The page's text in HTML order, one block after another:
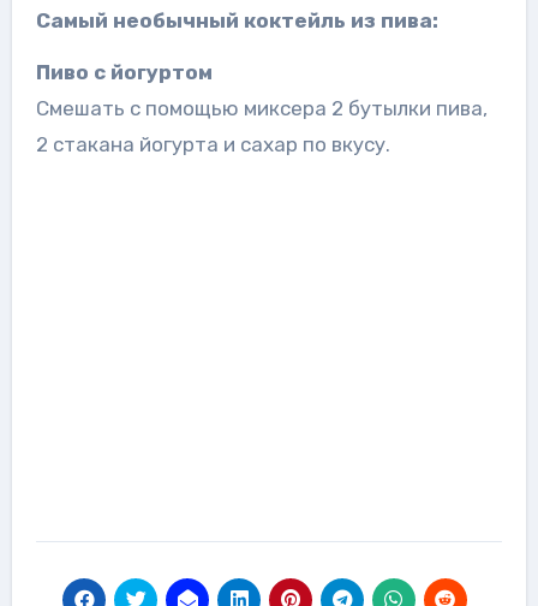
Самый необычный коктейль из пива:
Пиво с йогуртом
Смешать с помощью миксера 2 бутылки пива,
2 стакана йогурта и сахар по вкусу.